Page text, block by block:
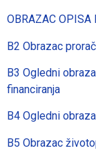
OBRAZAC OPISA
B2 Obrazac
B3 Ogledni
financiranja
B4 Ogledni
B5 Obrazac